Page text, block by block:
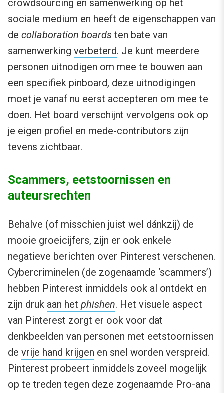
crowdsourcing en samenwerking op het
sociale medium en heeft de eigenschappen van
de collaboration boards ten bate van
samenwerking verbeterd. Je kunt meerdere
personen uitnodigen om mee te bouwen aan
een specifiek pinboard, deze uitnodigingen
moet je vanaf nu eerst accepteren om mee te
doen. Het board verschijnt vervolgens ook op
je eigen profiel en mede-contributors zijn
tevens zichtbaar.
Scammers, eetstoornissen en
auteursrechten
Behalve (of misschien juist wel dánkzij) de
mooie groeicijfers, zijn er ook enkele
negatieve berichten over Pinterest verschenen.
Cybercriminelen (de zogenaamde ‘scammers’)
hebben Pinterest inmiddels ook al ontdekt en
zijn druk aan het phishen. Het visuele aspect
van Pinterest zorgt er ook voor dat
denkbeelden van personen met eetstoornissen
de vrije hand krijgen en snel worden verspreid.
Pinterest probeert inmiddels zoveel mogelijk
op te treden tegen deze zogenaamde Pro-ana